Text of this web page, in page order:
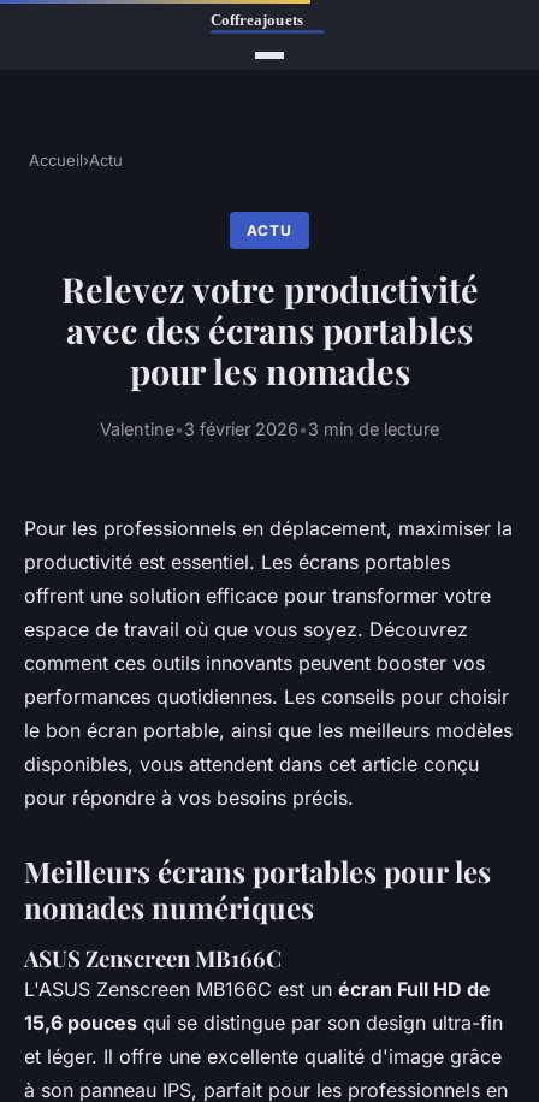
Accueil›Actu
ACTU
Relevez votre productivité
avec des écrans portables
pour les nomades
Valentine•3 février 2026•3 min de lecture
Pour les professionnels en déplacement, maximiser la
productivité est essentiel. Les écrans portables
offrent une solution efficace pour transformer votre
espace de travail où que vous soyez. Découvrez
comment ces outils innovants peuvent booster vos
performances quotidiennes. Les conseils pour choisir
le bon écran portable, ainsi que les meilleurs modèles
disponibles, vous attendent dans cet article conçu
pour répondre à vos besoins précis.
Meilleurs écrans portables pour les
nomades numériques
ASUS Zenscreen MB166C
L'ASUS Zenscreen MB166C est un écran Full HD de
15,6 pouces qui se distingue par son design ultra-fin
et léger. Il offre une excellente qualité d'image grâce
à son panneau IPS, parfait pour les professionnels en